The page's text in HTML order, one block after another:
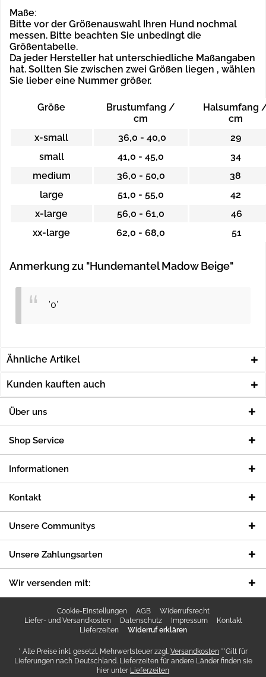
Maße:
Bitte vor der Größenauswahl Ihren Hund nochmal
messen. Bitte beachten Sie unbedingt die
Größentabelle.
Da jeder Hersteller hat unterschiedliche Maßangaben
hat. Sollten Sie zwischen zwei Größen liegen , wählen
Sie lieber eine Nummer größer.
Größe
Brustumfang /
cm
Halsumfang
cm
x-small
36,0 - 40,0
29
small
41,0 - 45,0
34
medium
36,0 - 50,0
38
large
51,0 - 55,0
42
x-large
56,0 - 61,0
46
xx-large
62,0 - 68,0 51
Anmerkung zu "Hundemantel Madow Beige"
'0'
Ähnliche Artikel
Kunden kauften auch
Über uns
Shop Service
Informationen
Kontakt
Unsere Communitys
Unsere Zahlungsarten
Wir versenden mit:
Cookie-Einstellungen AGB
Widerrufsrecht
Liefer- und Versandkosten
Datenschutz Impressum
Kontakt
Lieferzeiten
Widerruf erklären
* Alle Preise inkl. gesetzl. Mehrwertsteuer zzgl. Versandkosten **Gilt für
Lieferungen nach Deutschland. Lieferzeiten für andere Länder finden sie
hier unter Lieferzeiten